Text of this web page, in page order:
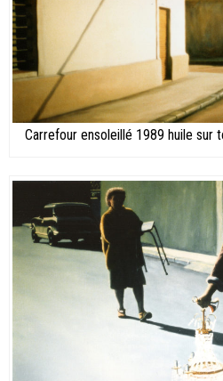
Carrefour ensoleillé 1989 huile sur